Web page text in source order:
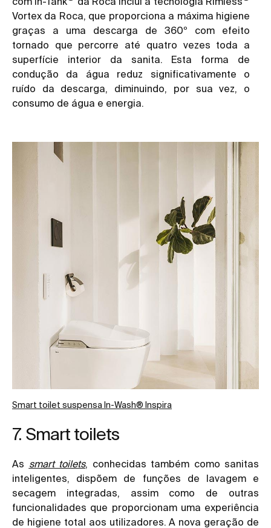
Vortex da Roca, que proporciona a máxima higiene
graças a uma descarga de 360º com efeito
tornado que percorre até quatro vezes toda a
superfície interior da sanita. Esta forma de
condução da água reduz significativamente o
ruído da descarga, diminuindo, por sua vez, o
consumo de água e energia.
7. Smart toilets
As smart toilets, conhecidas também como sanitas
inteligentes, dispõem de funções de lavagem e
secagem integradas, assim como de outras
funcionalidades que proporcionam uma experiência
de higiene total aos utilizadores. A nova geração de
Smart toilet suspensa In-Wash® Inspira